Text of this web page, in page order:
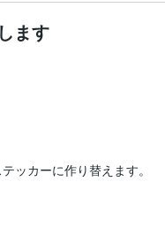
ます
ッカーに作り替えます。